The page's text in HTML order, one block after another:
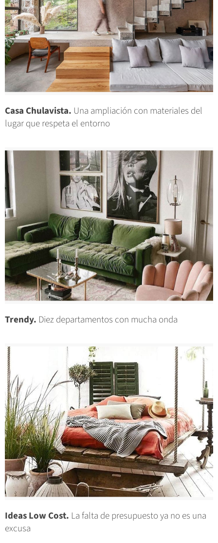
Casa Chulavista. Una ampliación con materiales del
lugar que respeta el entorno
Trendy. Diez departamentos con mucha onda
Ideas Low Cost. La falta de presupuesto ya no es una
excusa